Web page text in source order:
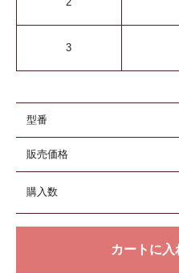
3
型番
販売価格
購入数